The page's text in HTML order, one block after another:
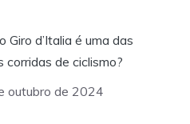
Giro d’Italia é uma das
corridas de ciclismo?
outubro de 2024